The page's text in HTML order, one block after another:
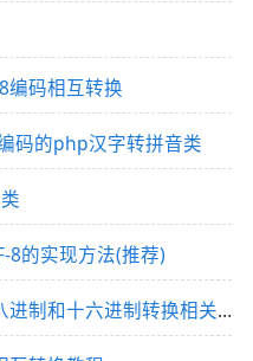
编码相互转换
码的php汉字转拼音类
8的实现方法(推荐)
PHP实现十进制、二进制、八进制和十六进制转换相关函数用法分析